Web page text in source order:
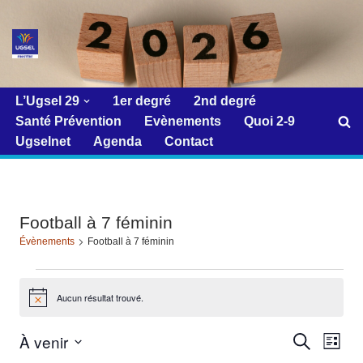
Aller
contenu
L’Ugsel 29
1er degré
2nd degré
Santé Prévention
Evènements
Quoi 2-9
Ugselnet
Agenda Contact
Football à 7 féminin
Évènements Football à 7 féminin
Notice Aucun résultat trouvé.
Recherche
Liste
À venir